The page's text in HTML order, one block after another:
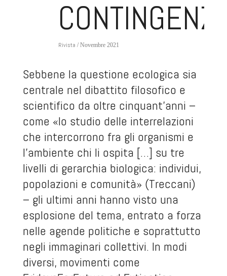
Rivista / Novembre 2021
Sebbene la questione ecologica sia
centrale nel dibattito filosofico e
scientifico da oltre cinquant’anni –
come «lo studio delle interrelazioni
che intercorrono fra gli organismi e
l’ambiente chi li ospita […] su tre
livelli di gerarchia biologica: individui,
popolazioni e comunità» (Treccani)
– gli ultimi anni hanno visto una
esplosione del tema, entrato a forza
nelle agende politiche e soprattutto
negli immaginari collettivi. In modi
diversi, movimenti come